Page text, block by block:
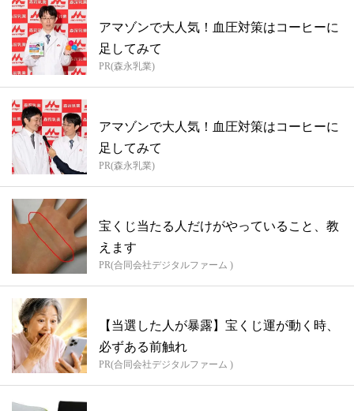
アマゾンで大人気！血圧対策はコーヒーに
足してみて
PR(森永乳業)
アマゾンで大人気！血圧対策はコーヒーに
足してみて
PR(森永乳業)
宝くじ当たる人だけがやっていること、教
えます
PR(合同会社デジタルファーム )
【当選した人が暴露】宝くじ運が動く時、
必ずある前触れ
PR(合同会社デジタルファーム )